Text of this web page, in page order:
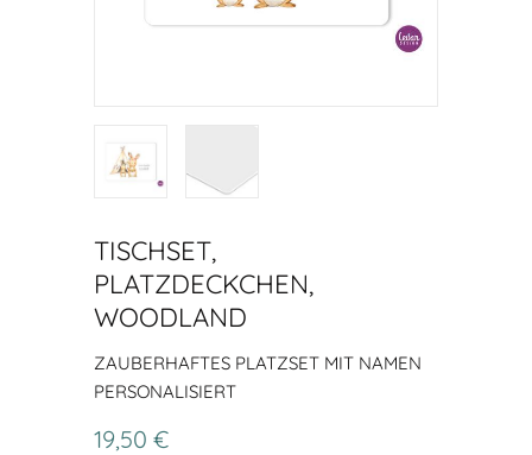
TISCHSET,
PLATZDECKCHEN,
WOODLAND
ZAUBERHAFTES PLATZSET MIT NAMEN
PERSONALISIERT
19,50 €